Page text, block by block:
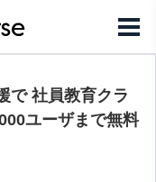
で 社員教育クラ
ユーザまで無料